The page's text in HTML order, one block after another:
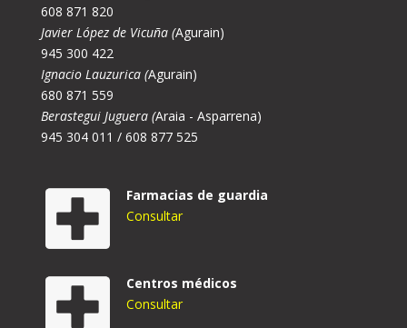
608 871 820
Javier López de Vicuña (Agurain)
945 300 422
Ignacio Lauzurica (Agurain)
680 871 559
Berastegui Juguera (Araia - Asparrena)
945 304 011 / 608 877 525
Farmacias de guardia
Consultar
Centros médicos
Consultar